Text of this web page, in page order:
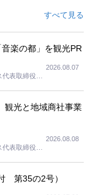
すべて見る
楽の都」を観光PR
表取締役社
2026.08.07
光と地域商社事業
表取締役社
2026.08.08
第35の2号）